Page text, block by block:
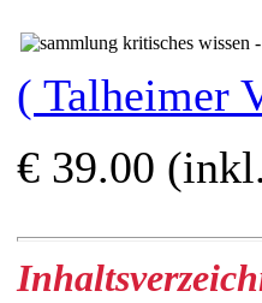
( Talheimer
€ 39.00